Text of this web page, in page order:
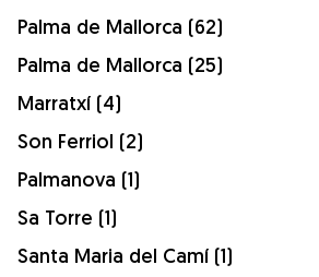
Palma de Mallorca (62)
Palma de Mallorca (25)
Marratxí (4)
Son Ferriol (2)
Palmanova (1)
Sa Torre (1)
Santa Maria del Camí (1)